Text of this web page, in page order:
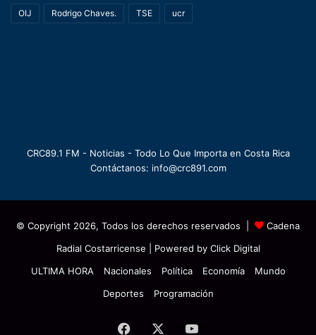
OIJ Rodrigo Chaves. TSE ucr
CRC89.1 FM - Noticias - Todo Lo Que Importa en Costa Rica
Contáctanos: info@crc891.com
© Copyright 2026, Todos los derechos reservados |
Cadena
Radial Costarricense | Powered by Click Digital
ULTIMA HORA
Nacionales Política Economía
Mundo
Deportes
Programación
Facebook YouTube